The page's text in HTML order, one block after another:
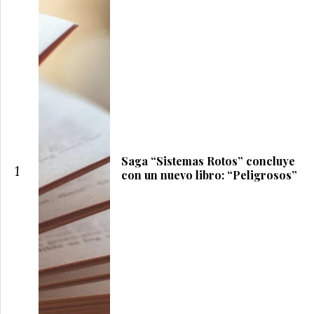
1
Saga “Sistemas Rotos” concluye
con un nuevo libro: “Peligrosos”